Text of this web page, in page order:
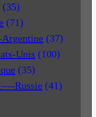
(35)
(71)
(37)
Unis (100)
(35)
Russie (41)